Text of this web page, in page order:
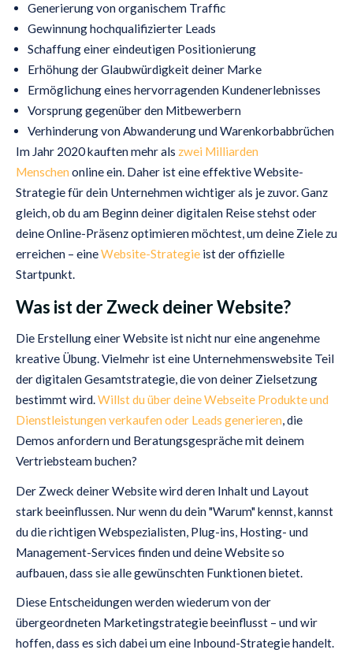
Generierung von organischem Traffic
Gewinnung hochqualifizierter Leads
Schaffung einer eindeutigen Positionierung
Erhöhung der Glaubwürdigkeit deiner Marke
Ermöglichung eines hervorragenden Kundenerlebnisses
Vorsprung gegenüber den Mitbewerbern
Verhinderung von Abwanderung und Warenkorbabbrüchen
Im Jahr 2020 kauften mehr als zwei Milliarden
Menschen online ein. Daher ist eine effektive Website-
Strategie für dein Unternehmen wichtiger als je zuvor. Ganz
gleich, ob du am Beginn deiner digitalen Reise stehst oder
deine Online-Präsenz optimieren möchtest, um deine Ziele zu
erreichen – eineWebsite-Strategie ist der offizielle
Startpunkt.
Was ist der Zweck deiner Website?
Die Erstellung einer Website ist nicht nur eine angenehme
kreative Übung. Vielmehr ist eine Unternehmenswebsite Teil
der digitalen Gesamtstrategie, die von deiner Zielsetzung
bestimmt wird.Willst du über deine Webseite Produkte und
Dienstleistungen verkaufen oder Leads generieren, die
Demos anfordern und Beratungsgespräche mit deinem
Vertriebsteam buchen?
Der Zweck deiner Website wird deren Inhalt und Layout
stark beeinflussen. Nur wenn du dein "Warum" kennst, kannst
du die richtigen Webspezialisten, Plug-ins, Hosting- und
Management-Services finden und deine Website so
aufbauen, dass sie alle gewünschten Funktionen bietet.
Diese Entscheidungen werden wiederum von der
übergeordneten Marketingstrategie beeinflusst – und wir
hoffen, dass es sich dabei um eine Inbound-Strategie handelt.